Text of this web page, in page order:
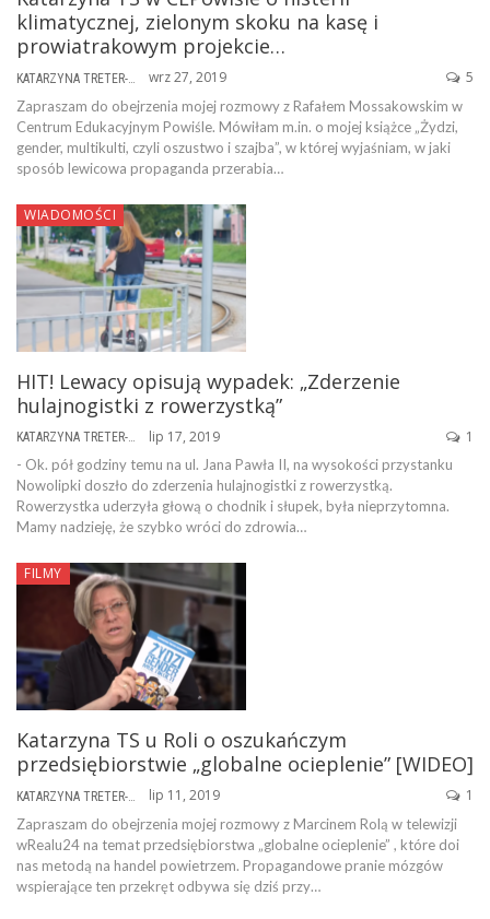
klimatycznej, zielonym skoku na kasę i
prowiatrakowym projekcie…
KATARZYNA TRETER-SIERPIŃSKA wrz 27, 2019 5
Zapraszam do obejrzenia mojej rozmowy z Rafałem Mossakowskim w
Centrum Edukacyjnym Powiśle. Mówiłam m.in. o mojej książce „Żydzi,
gender, multikulti, czyli oszustwo i szajba”, w której wyjaśniam, w jaki
sposób lewicowa propaganda przerabia…
WIADOMOŚCI
HIT! Lewacy opisują wypadek: „Zderzenie
hulajnogistki z rowerzystką”
KATARZYNA TRETER-SIERPIŃSKA lip 17, 2019 1
- Ok. pół godziny temu na ul. Jana Pawła II, na wysokości przystanku
Nowolipki doszło do zderzenia hulajnogistki z rowerzystką.
Rowerzystka uderzyła głową o chodnik i słupek, była nieprzytomna.
Mamy nadzieję, że szybko wróci do zdrowia…
FILMY
Katarzyna TS u Roli o oszukańczym
przedsiębiorstwie „globalne ocieplenie” [WIDEO]
lip 11, 2019 1
Zapraszam do obejrzenia mojej rozmowy z Marcinem Rolą w telewizji
wRealu24 na temat przedsiębiorstwa „globalne ocieplenie” , które doi
nas metodą na handel powietrzem. Propagandowe pranie mózgów
wspierające ten przekręt odbywa się dziś przy…